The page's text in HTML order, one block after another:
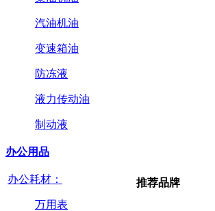
汽油机油
变速箱油
防冻液
液力传动油
制动液
办公用品
办公耗材：
万用表
推荐品牌